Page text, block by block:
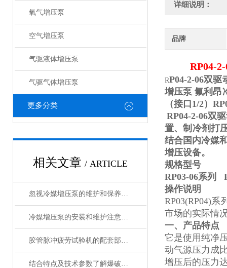
氧气增压泵
空气增压泵
气驱液体增压泵
气驱气体增压泵
更多分类
相关文章 / ARTICLE
忽视冷媒增压泵的维护和保养后果很严重
冷媒增压泵的安装和维护注意事项有哪些？
胶管脉冲疲劳试验机的配套部件同样需要维护!
结合特点及技术参数了解爆破耐压试验机
详细说明：
品牌
RP04-
RP04-2-06双
增压泵 氟利昂
（接口1/2）
RP04-2-06双
置、制冷剂打
结合国内冷媒
增压设备。
规格型号
RP03-06系列
操作说明
RP03(RP04)系
市场的实际情
一、 产品特点
它是使用纯净
动气源压力成
增压后的压力